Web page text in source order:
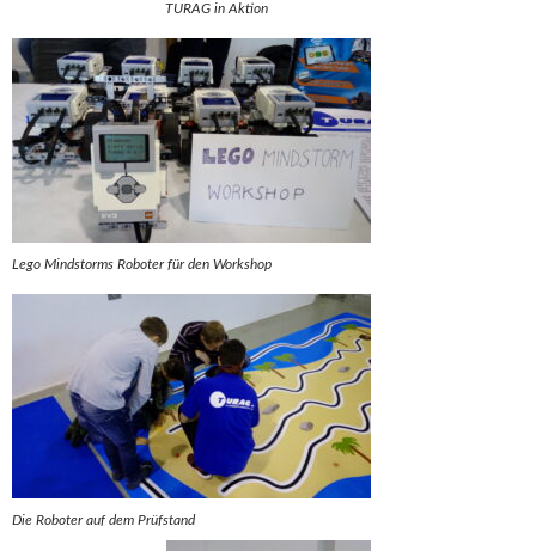
TURAG in Aktion
Lego Mindstorms Roboter für den Workshop
Die Roboter auf dem Prüfstand